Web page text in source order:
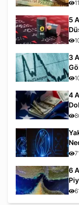
5
3
4
6